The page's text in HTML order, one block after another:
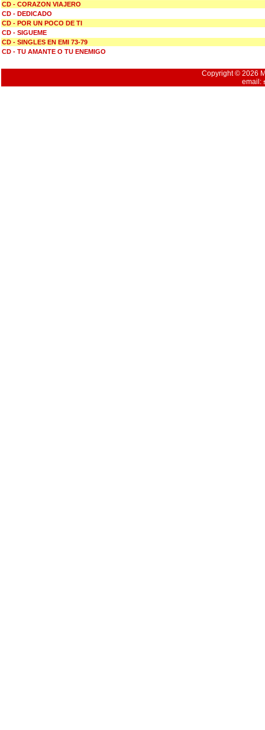
CD - CORAZON VIAJERO
CD - DEDICADO
CD - POR UN POCO DE TI
CD - SIGUEME
CD - SINGLES EN EMI 73-79
CD - TU AMANTE O TU ENEMIGO
Copyright © 2026
email: